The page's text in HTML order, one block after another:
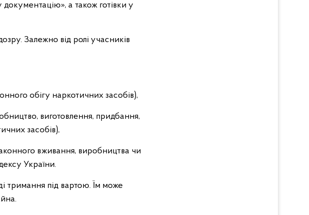
а також готівки у
Залежно від ролі учасників
обігу наркотичних засобів),
виготовлення, придбання,
засобів),
вживання, виробництва чи
України.
тримання під вартою. Їм може